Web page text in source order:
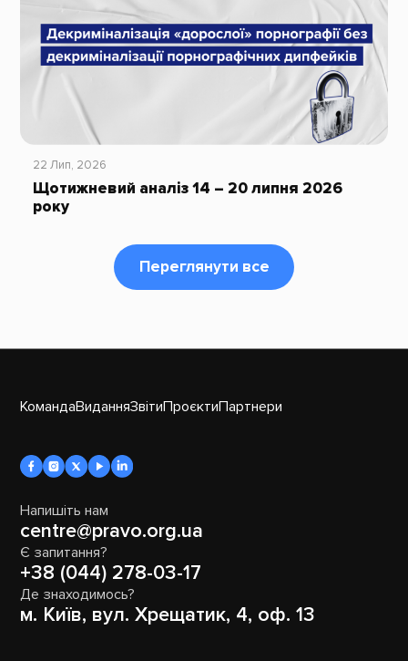
22 Лип, 2026
Щотижневий аналіз 14 – 20 липня 2026
року
Переглянути все
КомандаВиданняЗвітиПроєктиПартнери
Напишіть нам
centre@pravo.org.ua
Є запитання?
+38 (044) 278-03-17
Де знаходимось?
м. Київ, вул. Хрещатик, 4, оф. 13